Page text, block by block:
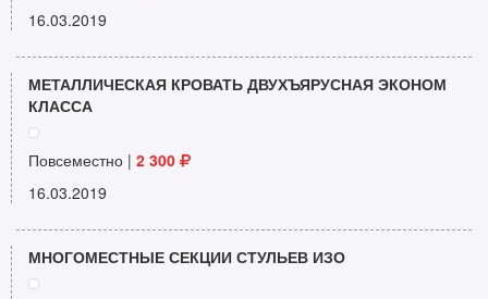
16.03.2019
МЕТАЛЛИЧЕСКАЯ КРОВАТЬ ДВУХЪЯРУСНАЯ ЭКОНОМ
КЛАССА
Повсеместно | 2 300
16.03.2019
МНОГОМЕСТНЫЕ СЕКЦИИ СТУЛЬЕВ ИЗО